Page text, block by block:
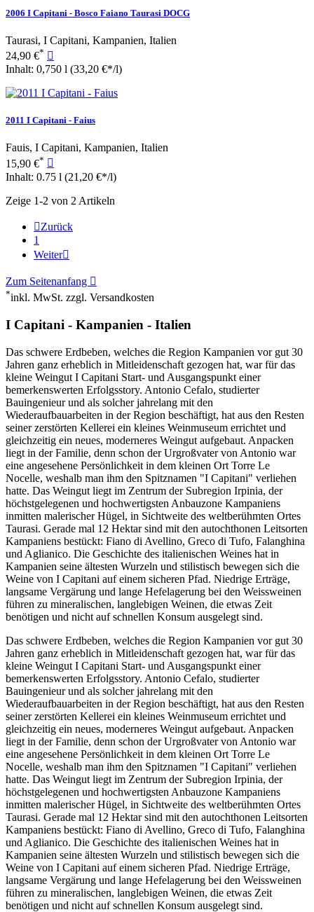
2006 I Capitani - Bosco Faiano Taurasi DOCG
Taurasi, I Capitani, Kampanien, Italien
24,90 €* 
Inhalt: 0,750 l (33,20 €*/l)
2011 I Capitani - Faius
Fauis, I Capitani, Kampanien, Italien
15,90 €* 
Inhalt: 0.75 l (21,20 €*/l)
Zeige 1-2 von 2 Artikeln
Zurück
1
Weiter
Zum Seitenanfang 
*inkl. MwSt. zzgl. Versandkosten
I Capitani - Kampanien - Italien
Das schwere Erdbeben, welches die Region Kampanien vor gut 30
Jahren ganz erheblich in Mitleidenschaft gezogen hat, war für das
kleine Weingut I Capitani Start- und Ausgangspunkt einer
bemerkenswerten Erfolgsstory. Antonio Cefalo, studierter
Bauingenieur und als solcher jahrelang mit den
Wiederaufbauarbeiten in der Region beschäftigt, hat aus den Resten
seiner zerstörten Kellerei ein kleines Weinmuseum errichtet und
gleichzeitig ein neues, moderneres Weingut aufgebaut. Anpacken
liegt in der Familie, denn schon der Urgroßvater von Antonio war
eine angesehene Persönlichkeit in dem kleinen Ort Torre Le
Nocelle, weshalb man ihm den Spitznamen "I Capitani" verliehen
hatte. Das Weingut liegt im Zentrum der Subregion Irpinia, der
höchstgelegenen und hochwertigsten Anbauzone Kampaniens
inmitten malerischer Hügel, in Sichtweite des weltberühmten Ortes
Taurasi. Gerade mal 12 Hektar sind mit den autochthonen Leitsorten
Kampaniens bestückt: Fiano di Avellino, Greco di Tufo, Falanghina
und Aglianico. Die Geschichte des italienischen Weines hat in
Kampanien seine ältesten Wurzeln und stilistisch bewegen sich die
Weine von I Capitani auf einem sicheren Pfad. Niedrige Erträge,
langsame Vergärung und lange Hefelagerung bei den Weissweinen
führen zu mineralischen, langlebigen Weinen, die etwas Zeit
benötigen und nicht auf schnellen Konsum ausgelegt sind.
Das schwere Erdbeben, welches die Region Kampanien vor gut 30
Jahren ganz erheblich in Mitleidenschaft gezogen hat, war für das
kleine Weingut I Capitani Start- und Ausgangspunkt einer
bemerkenswerten Erfolgsstory. Antonio Cefalo, studierter
Bauingenieur und als solcher jahrelang mit den
Wiederaufbauarbeiten in der Region beschäftigt, hat aus den Resten
seiner zerstörten Kellerei ein kleines Weinmuseum errichtet und
gleichzeitig ein neues, moderneres Weingut aufgebaut. Anpacken
liegt in der Familie, denn schon der Urgroßvater von Antonio war
eine angesehene Persönlichkeit in dem kleinen Ort Torre Le
Nocelle, weshalb man ihm den Spitznamen "I Capitani" verliehen
hatte. Das Weingut liegt im Zentrum der Subregion Irpinia, der
höchstgelegenen und hochwertigsten Anbauzone Kampaniens
inmitten malerischer Hügel, in Sichtweite des weltberühmten Ortes
Taurasi. Gerade mal 12 Hektar sind mit den autochthonen Leitsorten
Kampaniens bestückt: Fiano di Avellino, Greco di Tufo, Falanghina
und Aglianico. Die Geschichte des italienischen Weines hat in
Kampanien seine ältesten Wurzeln und stilistisch bewegen sich die
Weine von I Capitani auf einem sicheren Pfad. Niedrige Erträge,
langsame Vergärung und lange Hefelagerung bei den Weissweinen
führen zu mineralischen, langlebigen Weinen, die etwas Zeit
benötigen und nicht auf schnellen Konsum ausgelegt sind.